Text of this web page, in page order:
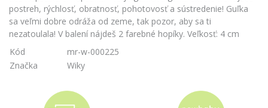
postreh, rýchlosť, obratnosť, pohotovosť a sústredenie! Guľka
sa veľmi dobre odráža od zeme, tak pozor, aby sa ti
nezatoulala! V balení nájdeš 2 farebné hopíky. Veľkosť: 4 cm
Kód
mr-w-000225
Značka
Wiky